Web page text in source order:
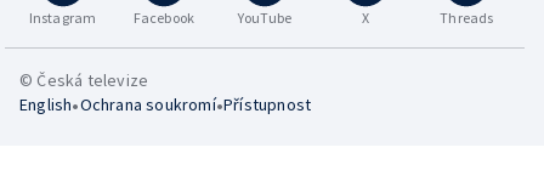
Instagram Facebook YouTube X Threads
© Česká televize
English•Ochrana soukromí•Přístupnost